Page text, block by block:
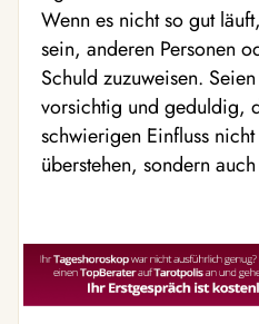
Wenn es nicht so gut
sein, anderen Personen
Schuld zuzuweisen.
vorsichtig und geduldig,
schwierigen Einfluss
überstehen, sondern